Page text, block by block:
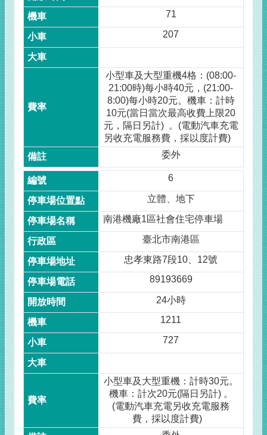
71
207
小型車及大型重機4格：(08:00-
21:00時)每小時40元，(21:00-
8:00)每小時20元。機車：計時
10元(當日當次最高收費上限20
元，隔日另計) 。(電動汽車充電
另收充電服務費，採以度計費)
委外
6
立體、地下
南港機廠1區社會住宅停車場
臺北市南港區
忠孝東路7段10、12號
89193669
24小時
1211
727
小型車及大型重機：計時30元。
機車：計次20元(隔日另計) 。
(電動汽車充電另收充電服務
費，採以度計費)